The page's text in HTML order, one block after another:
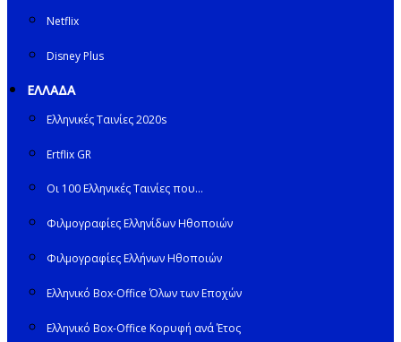
Netflix
Disney Plus
ΕΛΛΑΔΑ
Ελληνικές Ταινίες 2020s
Ertflix GR
Οι 100 Ελληνικές Ταινίες που…
Φιλμογραφίες Ελληνίδων Ηθοποιών
Φιλμογραφίες Ελλήνων Ηθοποιών
Ελληνικό Box-Office Όλων των Εποχών
Ελληνικό Box-Office Κορυφή ανά Έτος